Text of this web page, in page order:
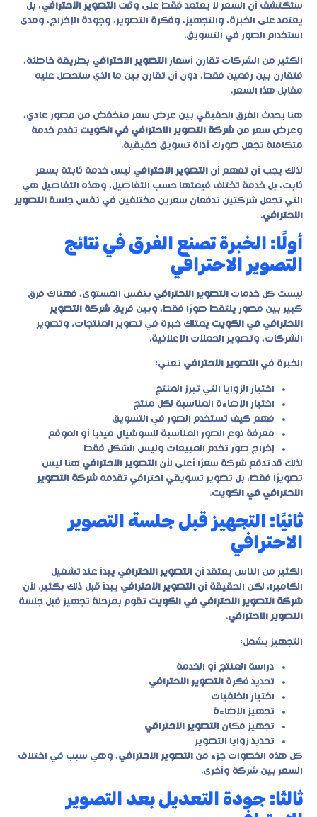
ستكتشف أن السعر لا يعتمد فقط على وقت التصوير الاحترافي، بل
يعتمد على الخبرة، والتجهيز، وفكرة التصوير، وجودة الإخراج، ومدى
استخدام الصور في التسويق.
الكثير من الشركات تقارن أسعار التصوير الاحترافي بطريقة خاطئة،
فتقارن بين رقمين فقط، دون أن تقارن بين ما الذي ستحصل عليه
مقابل هذا السعر.
هنا يحدث الفرق الحقيقي بين عرض سعر منخفض من مصور عادي،
وعرض سعر من شركة التصوير الاحترافي في الكويت تقدم خدمة
متكاملة تجعل صورك أداة تسويق حقيقية.
لذلك يجب أن تفهم أن التصوير الاحترافي ليس خدمة ثابتة بسعر
ثابت، بل خدمة تختلف قيمتها حسب التفاصيل، وهذه التفاصيل هي
التي تجعل شركتين تدفعان سعرين مختلفين في نفس جلسة التصوير
الاحترافي.
أولًا: الخبرة تصنع الفرق في نتائج
التصوير الاحترافي
ليست كل خدمات التصوير الاحترافي بنفس المستوى، فهناك فرق
كبير بين مصور يلتقط صورًا فقط، وبين فريق شركة التصوير
الاحترافي في الكويت يمتلك خبرة في تصوير المنتجات، وتصوير
الشركات، وتصوير الحملات الإعلانية.
الخبرة في التصوير الاحترافي تعني:
اختيار الزوايا التي تبرز المنتج
اختيار الإضاءة المناسبة لكل منتج
فهم كيف تستخدم الصور في التسويق
معرفة نوع الصور المناسبة للسوشيال ميديا أو الموقع
إخراج صور تخدم المبيعات وليس الشكل فقط
لذلك قد تدفع شركة سعرًا أعلى لأن التصوير الاحترافي هنا ليس
تصويرًا فقط، بل تصوير تسويقي احترافي تقدمه شركة التصوير
الاحترافي في الكويت.
ثانيًا: التجهيز قبل جلسة التصوير
الاحترافي
الكثير من الناس يعتقد أن التصوير الاحترافي يبدأ عند تشغيل
الكاميرا، لكن الحقيقة أن التصوير الاحترافي يبدأ قبل ذلك بكثير. لأن
شركة التصوير الاحترافي في الكويت تقوم بمرحلة تجهيز قبل جلسة
التصوير الاحترافي.
التجهيز يشمل:
دراسة المنتج أو الخدمة
تحديد فكرة التصوير الاحترافي
اختيار الخلفيات
تجهيز الإضاءة
تجهيز مكان التصوير الاحترافي
تحديد زوايا التصوير
كل هذه الخطوات جزء من التصوير الاحترافي، وهي سبب في اختلاف
السعر بين شركة وأخرى.
ثالثًا: جودة التعديل بعد التصوير